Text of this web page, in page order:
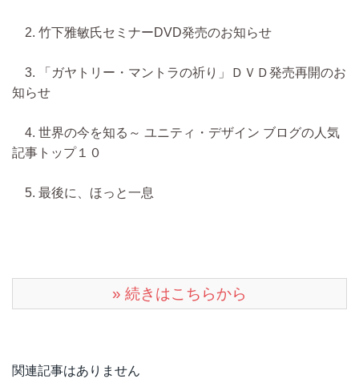
2. 竹下雅敏氏セミナーDVD発売のお知らせ
3. 「ガヤトリー・マントラの祈り」ＤＶＤ発売再開のお
知らせ
4. 世界の今を知る～ ユニティ・デザイン ブログの人気
記事トップ１０
5. 最後に、ほっと一息
» 続きはこちらから
関連記事はありません